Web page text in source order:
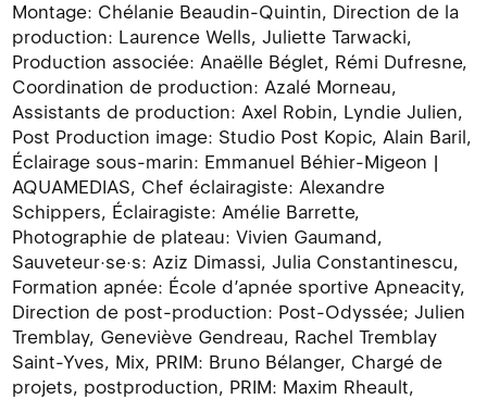
Montage: Chélanie Beaudin-Quintin, Direction de la
production: Laurence Wells, Juliette Tarwacki,
Production associée: Anaëlle Béglet, Rémi Dufresne,
Coordination de production: Azalé Morneau,
Assistants de production: Axel Robin, Lyndie Julien,
Post Production image: Studio Post Kopic, Alain Baril,
Éclairage sous-marin: Emmanuel Béhier-Migeon |
AQUAMEDIAS, Chef éclairagiste: Alexandre
Schippers, Éclairagiste: Amélie Barrette,
Photographie de plateau: Vivien Gaumand,
Sauveteur·se·s: Aziz Dimassi, Julia Constantinescu,
Formation apnée: École d’apnée sportive Apneacity,
Direction de post-production: Post-Odyssée; Julien
Tremblay, Geneviève Gendreau, Rachel Tremblay
Saint-Yves, Mix, PRIM: Bruno Bélanger, Chargé de
projets, postproduction, PRIM: Maxim Rheault,